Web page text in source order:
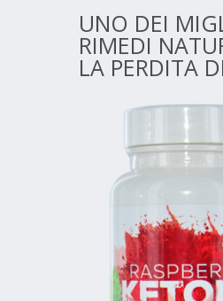
UNO DEI
RIMEDI
LA PERDITA